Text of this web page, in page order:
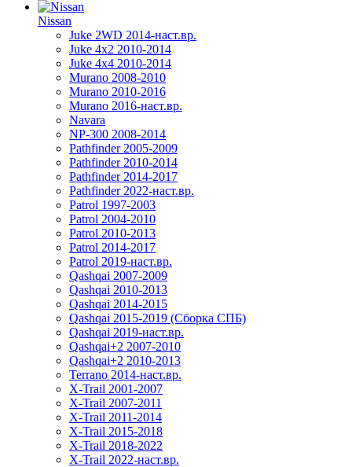
Nissan
Juke 2WD 2014-наст.вр.
Juke 4x2 2010-2014
Juke 4x4 2010-2014
Murano 2008-2010
Murano 2010-2016
Murano 2016-наст.вр.
Navara
NP-300 2008-2014
Pathfinder 2005-2009
Pathfinder 2010-2014
Pathfinder 2014-2017
Pathfinder 2022-наст.вр.
Patrol 1997-2003
Patrol 2004-2010
Patrol 2010-2013
Patrol 2014-2017
Patrol 2019-наст.вр.
Qashqai 2007-2009
Qashqai 2010-2013
Qashqai 2014-2015
Qashqai 2015-2019 (Сборка СПБ)
Qashqai 2019-наст.вр.
Qashqai+2 2007-2010
Qashqai+2 2010-2013
Terrano 2014-наст.вр.
X-Trail 2001-2007
X-Trail 2007-2011
X-Trail 2011-2014
X-Trail 2015-2018
X-Trail 2018-2022
X-Trail 2022-наст.вр.